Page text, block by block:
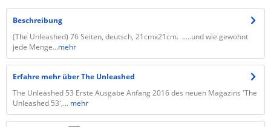
Beschreibung
(The Unleashed) 76 Seiten, deutsch, 21cmx21cm. .....und wie gewohnt
jede Menge...mehr
Erfahre mehr über The Unleashed
The Unleashed 53 Erste Ausgabe Anfang 2016 des neuen Magazins 'The
Unleashed 53',... mehr